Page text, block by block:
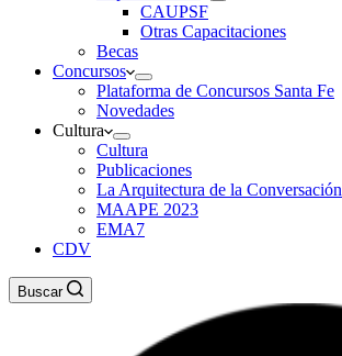
CAUPSF
Otras Capacitaciones
Becas
Concursos
Plataforma de Concursos Santa Fe
Novedades
Cultura
Cultura
Publicaciones
La Arquitectura de la Conversación
MAAPE 2023
EMA7
CDV
Buscar